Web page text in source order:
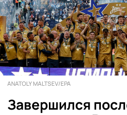
ANATOLY MALTSEV/EPA
Завершился